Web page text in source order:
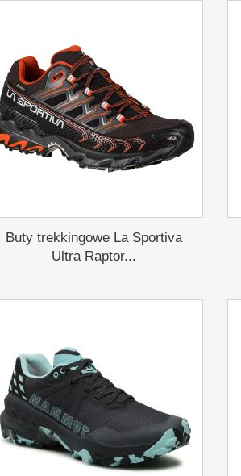
Buty trekkingowe La Sportiva
Ultra Raptor...